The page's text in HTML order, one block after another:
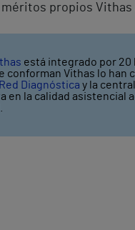
propios Vithas
está integrado por 20
conforman Vithas lo han
Diagnóstica y la
en la calidad asistencial